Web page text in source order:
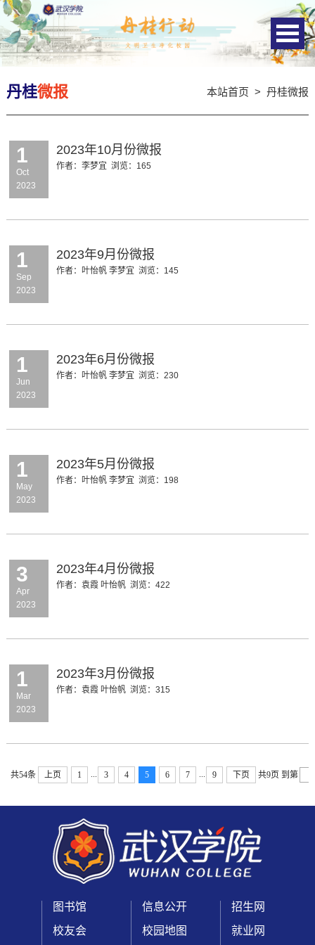
丹桂微报 本站首页 >丹桂微报
1
Oct
2023
2023年10月份微报
作者：李梦宜 浏览： 165
1
Sep
2023
2023年9月份微报
作者：叶怡帆 李梦宜 浏览： 145
1
Jun
2023
2023年6月份微报
作者：叶怡帆 李梦宜 浏览： 230
1
May
2023
2023年5月份微报
作者：叶怡帆 李梦宜 浏览： 198
3
Apr
2023
2023年4月份微报
作者：袁霞 叶怡帆 浏览： 422
1
Mar
2023
2023年3月份微报
作者：袁霞 叶怡帆 浏览： 315
共54条 上页 1 ... 3 4 5 6 7 ... 9 下页 共9页 到第
图书馆
校友会
信息公开
校园地图
招生网
就业网